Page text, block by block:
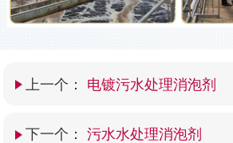
上一个： 电镀污水处理消泡剂
下一个： 污水水处理消泡剂